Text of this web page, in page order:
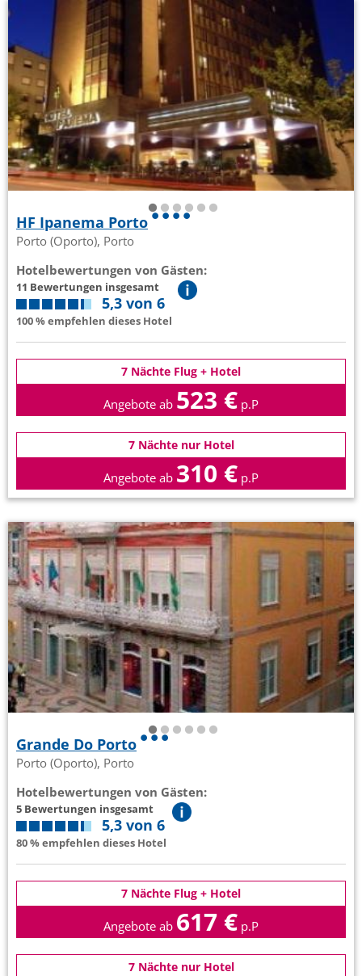
HF Ipanema Porto
Porto (Oporto), Porto
Hotelbewertungen von Gästen:
11 Bewertungen insgesamt
5,3 von 6
100 % empfehlen dieses Hotel
7 Nächte Flug + Hotel
Angebote ab 523 € p.P
7 Nächte nur Hotel
Angebote ab 310 € p.P
Grande Do Porto
Porto (Oporto), Porto
Hotelbewertungen von Gästen:
5 Bewertungen insgesamt
5,3 von 6
80 % empfehlen dieses Hotel
7 Nächte Flug + Hotel
Angebote ab 617 € p.P
7 Nächte nur Hotel